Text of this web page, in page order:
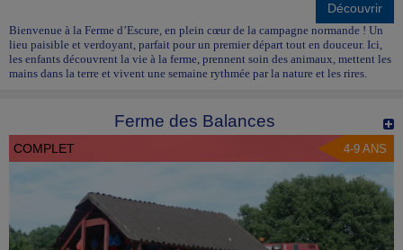
Découvrir
Bienvenue à la Ferme d’Escure, en plein cœur de la campagne normande ! Un
lieu paisible et verdoyant, parfait pour un premier départ tout en douceur. Ici,
les enfants découvrent la vie à la ferme, prennent soin des animaux, mettent les
mains dans la terre et vivent une semaine rythmée par la nature et les rires.
Ferme des Balances
COMPLET 4-9 ANS